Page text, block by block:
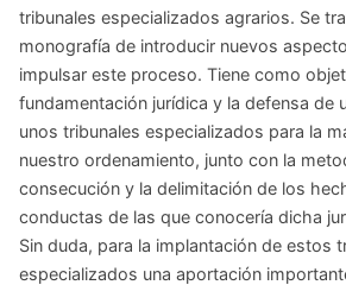
tribunales especializados agrarios. Se
monografía de introducir nuevos
impulsar este proceso. Tiene como
fundamentación jurídica y la defensa de
unos tribunales especializados para la
nuestro ordenamiento, junto con la
consecución y la delimitación de los
conductas de las que conocería dicha
Sin duda, para la implantación de estos
especializados una aportación